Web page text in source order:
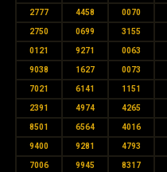
2777 4458 0070
2750 0699 3155
0121 9271 0063
9038 1627 0073
7021 6141 1151
2391 4974 4265
8501 6564 4016
9400 9281 4793
7006 9945 8317